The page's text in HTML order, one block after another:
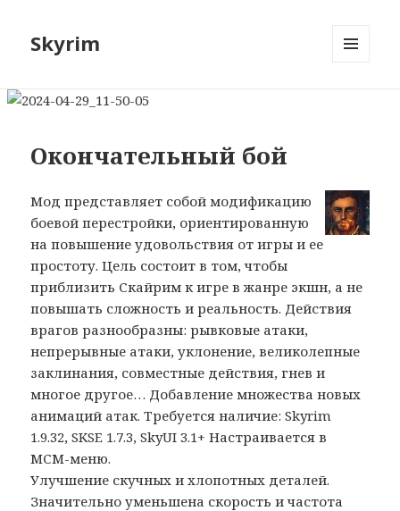
Skyrim
Окончательный бой
Мод представляет собой модификацию
боевой перестройки, ориентированную
на повышение удовольствия от игры и ее
простоту. Цель состоит в том, чтобы
приблизить Скайрим к игре в жанре экшн, а не
повышать сложность и реальность. Действия
врагов разнообразны: рывковые атаки,
непрерывные атаки, уклонение, великолепные
заклинания, совместные действия, гнев и
многое другое… Добавление множества новых
анимаций атак. Требуется наличие: Skyrim
1.9.32, SKSE 1.7.3, SkyUI 3.1+ Настраивается в
МСМ-меню.
Улучшение скучных и хлопотных деталей.
Значительно уменьшена скорость и частота